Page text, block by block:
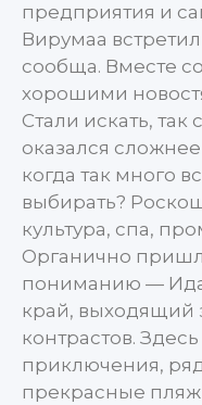
предприятия и
Вирумаа
сообща. Вместе
хорошими
Стали искать, так
оказался
когда так много
выбирать?
культура, спа,
Органично
пониманию —
край, выходящий
контрастов.
приключения,
прекрасные